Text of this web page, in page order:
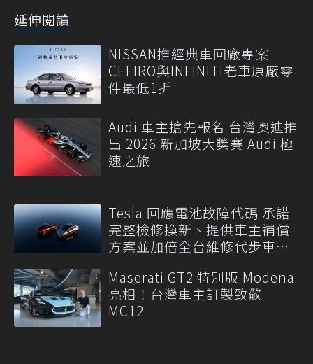
延伸閱讀
NISSAN推經典車回廠專案
CEFIRO與INFINITI老車原廠零
件最低1折
Audi 車主搶先報名 台灣奧迪推
出 2026 新加坡大獎賽 Audi 極
速之旅
Tesla 回應電池故障代碼 承諾
完整檢修換新、提供車主補償
方案並加倍全台維修代步車數
Maserati GT2 特別版 Modena
亮相！台灣車主訂製致敬
MC12